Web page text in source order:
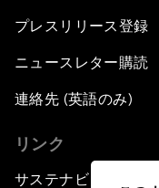
プレスリリース登録
ニュースレター購読
連絡先 (英語のみ)
リンク
サステナビリティへ